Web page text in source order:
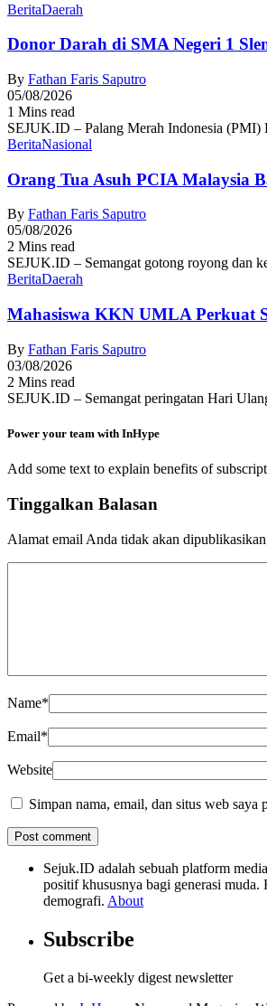
BeritaDaerah
Donor Darah di SMA Negeri 1
By Fathan Faris Saputro
05/08/2026
1 Mins read
SEJUK.ID – Palang Merah Indonesia (PMI)
BeritaNasional
Orang Tua Asuh PCIA Malaysia
By Fathan Faris Saputro
05/08/2026
2 Mins read
SEJUK.ID – Semangat gotong royong dan
BeritaDaerah
Mahasiswa KKN UMLA Perkuat
By Fathan Faris Saputro
03/08/2026
2 Mins read
SEJUK.ID – Semangat peringatan Hari
Power your team with InHype
Add some text to explain benefits of
Tinggalkan Balasan
Alamat email Anda tidak akan
Name*
Email*
Website
Simpan nama, email, dan situs web
Sejuk.ID adalah sebuah platform
positif khususnya bagi generasi
demografi. About
Subscribe
Get a bi-weekly digest newsletter